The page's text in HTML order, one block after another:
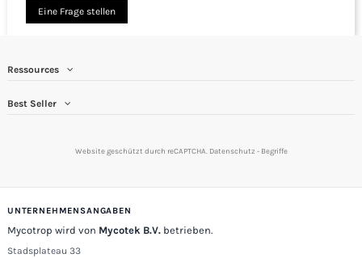
Eine Frage stellen
Ressources
Best Seller
Website geschützt durch reCAPTCHA. Datenschutz - Begriffe
UNTERNEHMENSANGABEN
Mycotrop wird von Mycotek B.V. betrieben.
Stadsplateau 33